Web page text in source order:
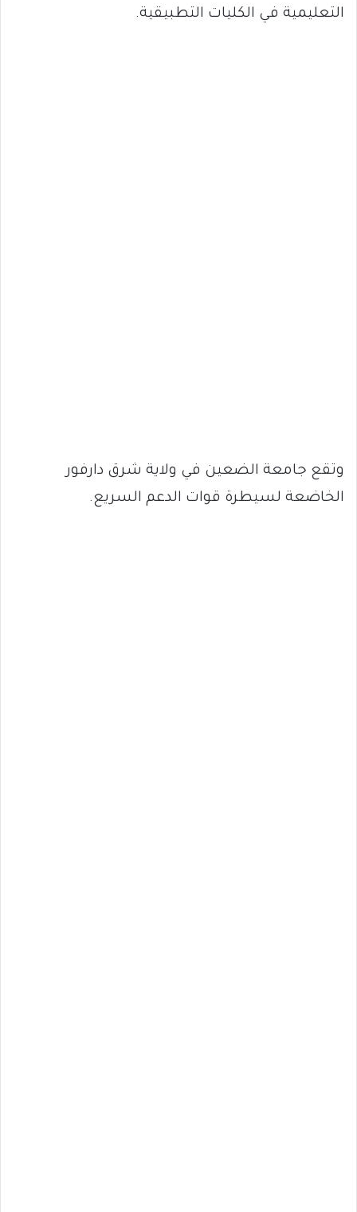
التعليمية في الكليات التطبيقية.
وتقع جامعة الضعين في ولاية شرق دارفور
الخاضعة لسيطرة قوات الدعم السريع.